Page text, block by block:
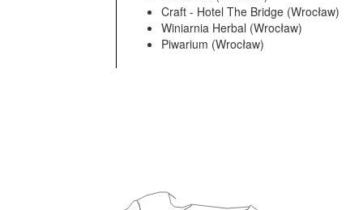
Craft - Hotel The Bridge (Wrocław)
Winiarnia Herbal (Wrocław)
Piwarium (Wrocław)